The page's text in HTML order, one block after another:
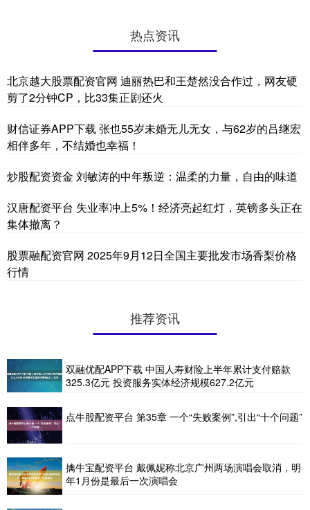
热点资讯
北京越大股票配资官网 迪丽热巴和王楚然没合作过，网友硬
剪了2分钟CP，比33集正剧还火
财信证券APP下载 张也55岁未婚无儿无女，与62岁的吕继宏
相伴多年，不结婚也幸福！
炒股配资资金 刘敏涛的中年叛逆：温柔的力量，自由的味道
汉唐配资平台 失业率冲上5%！经济亮起红灯，英镑多头正在
集体撤离？
股票融配资官网 2025年9月12日全国主要批发市场香梨价格
行情
推荐资讯
双融优配APP下载 中国人寿财险上半年累计支付赔款
325.3亿元 投资服务实体经济规模627.2亿元
点牛股配资平台 第35章 一个“失败案例”,引出“十个问题”
擒牛宝配资平台 戴佩妮称北京广州两场演唱会取消，明
年1月份是最后一次演唱会